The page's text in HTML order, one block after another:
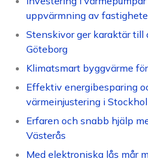
uppvärmning av
Stenskivor ger karaktär till
Göteborg
Klimatsmart byggvärme
Effektiv energibesparing
värmeinjustering i
Erfaren och snabb hjälp
Västerås
Med elektroniska lås mår